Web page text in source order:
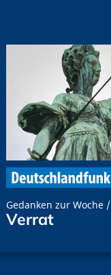
Gedanken zur Woche
Verrat